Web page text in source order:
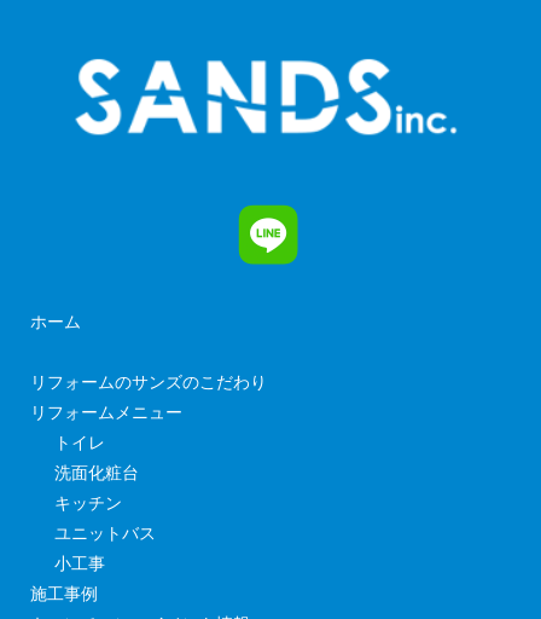
ホーム
リフォームのサンズのこだわり
リフォームメニュー
トイレ
洗面化粧台
キッチン
ユニットバス
小工事
施工事例